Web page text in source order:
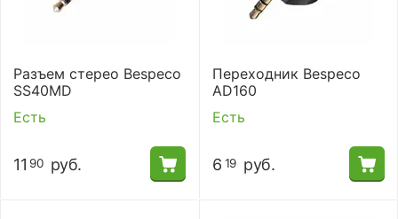
Разъем стерео Bespeco
SS40MD
Есть
11 90 руб.
Переходник Bespeco
AD160
Есть
6 19 руб.